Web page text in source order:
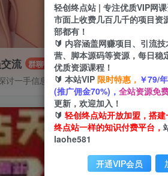
流 群聊
讨一手信息差
轻创终点站 | 专注优质VIP网课
市面上收费几百几千的项目资
部都有！
🔰 内容涵盖网赚项目、引流
营、脚本源码等资源，每日稳
优质资源课程！
🔰 本站VIP 限时特惠， ￥79/
(推广佣金70%)， 全站资源免
更新，欢迎加入！
🔰 轻创终点站开放加盟，搭
终点站一样的知识付费平台，
laohe581
开通VIP会员